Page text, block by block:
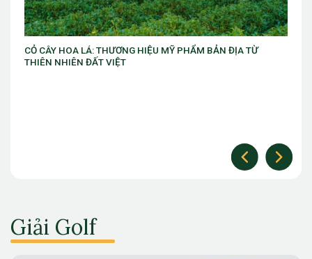
ĐỊA TỪ
VIB ra mắt chương trình “VIB Swing – Mở khóa đặc
làm chủ thời cuộc” với ưu đãi Golf lên đến 10 triệu
Giải Golf